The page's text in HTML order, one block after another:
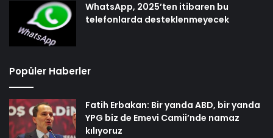
WhatsApp, 2025’ten itibaren bu
telefonlarda desteklenmeyecek
Popüler Haberler
Fatih Erbakan: Bir yanda ABD, bir yanda
YPG biz de Emevi Camii’nde namaz
kılıyoruz